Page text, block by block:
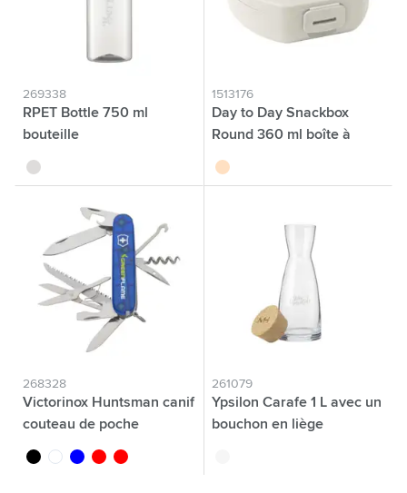
269338
RPET Bottle 750 ml
bouteille
translucide
1513176
Day to Day Snackbox
Round 360 ml boîte à
beige
268328
Victorinox Huntsman canif
couteau de poche
noir blancbleu translucide
rougerouge translucide
261079
Ypsilon Carafe 1 L avec un
bouchon en liège